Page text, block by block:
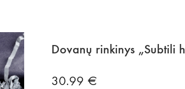
Dovanų rinkinys „Subtili
30.99 €